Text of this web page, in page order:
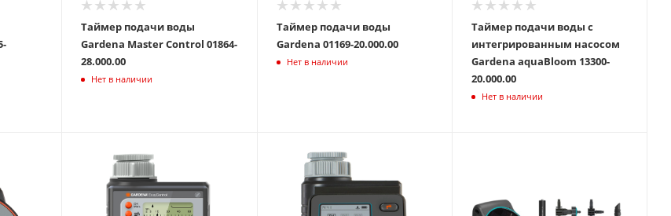
Таймер подачи воды
Gardena Master Control 01864-
28.000.00
Нет в наличии
Таймер подачи воды
Gardena 01169-20.000.00
Нет в наличии
Таймер подачи воды с
интегрированным насосом
Gardena aquaBloom 13300-
20.000.00
Нет в наличии